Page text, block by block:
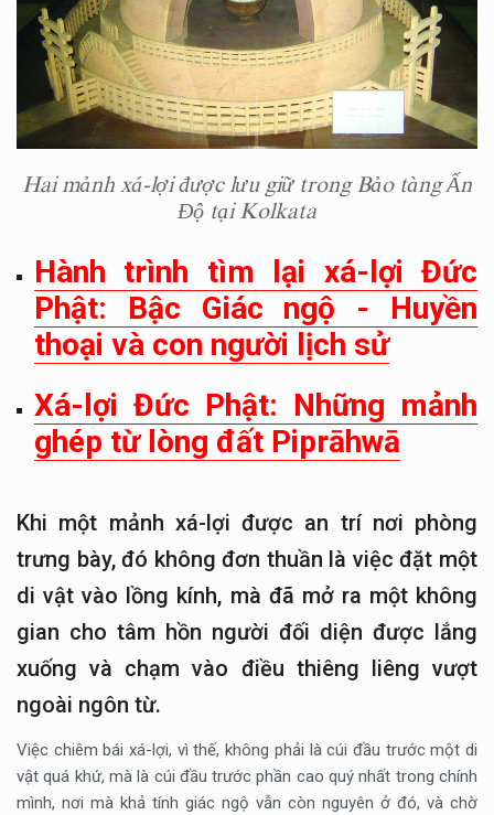
Hai mảnh xá-lợi được lưu giữ trong Bảo tàng Ấn
Độ tại Kolkata
Hành trình tìm lại xá-lợi Đức
Phật: Bậc Giác ngộ - Huyền
thoại và con người lịch sử
Xá-lợi Đức Phật: Những mảnh
ghép từ lòng đất Piprāhwā
Khi một mảnh xá-lợi được an trí nơi phòng
trưng bày, đó không đơn thuần là việc đặt một
di vật vào lồng kính, mà đã mở ra một không
gian cho tâm hồn người đối diện được lắng
xuống và chạm vào điều thiêng liêng vượt
ngoài ngôn từ.
Việc chiêm bái xá-lợi, vì thế, không phải là cúi đầu trước một di
vật quá khứ, mà là cúi đầu trước phần cao quý nhất trong chính
mình, nơi mà khả tính giác ngộ vẫn còn nguyên ở đó, và chờ